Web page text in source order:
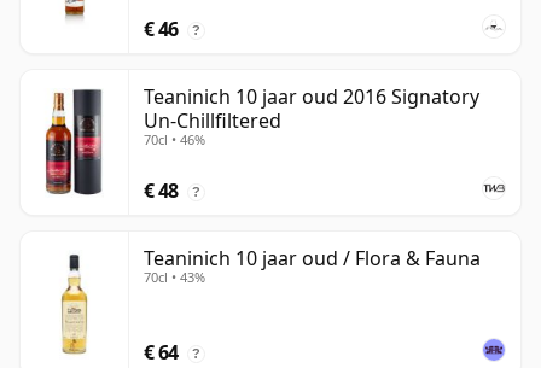
€ 46 ?
Teaninich 10 jaar oud 2016 Signatory
Un-Chillfiltered
70cl • 46%
€ 48 ?
Teaninich 10 jaar oud / Flora & Fauna
70cl • 43%
€ 64 ?